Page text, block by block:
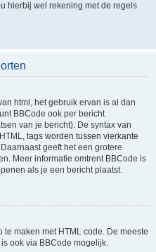
hierbij wel rekening met de regels
html, het gebruik ervan is al dan
BBCode ook per bericht
van je bericht). De syntax van
tags worden tussen vierkante
geeft het een grotere
Meer informatie omtrent BBCode is
als je een bericht plaatst.
maken met HTML code. De meeste
ook via BBCode mogelijk.